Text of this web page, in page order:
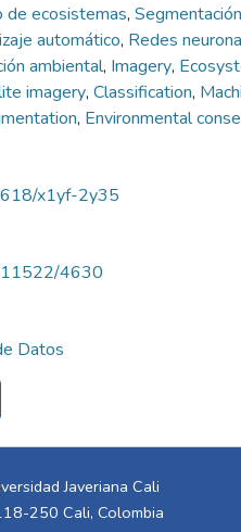
de ecosistemas,
automático, Redes
ambiental, Imagery,
imagery, Classification,
, Environmental
x1yf-2y35
11522/4630
Datos
Javeriana Cali
250 Cali, Colombia